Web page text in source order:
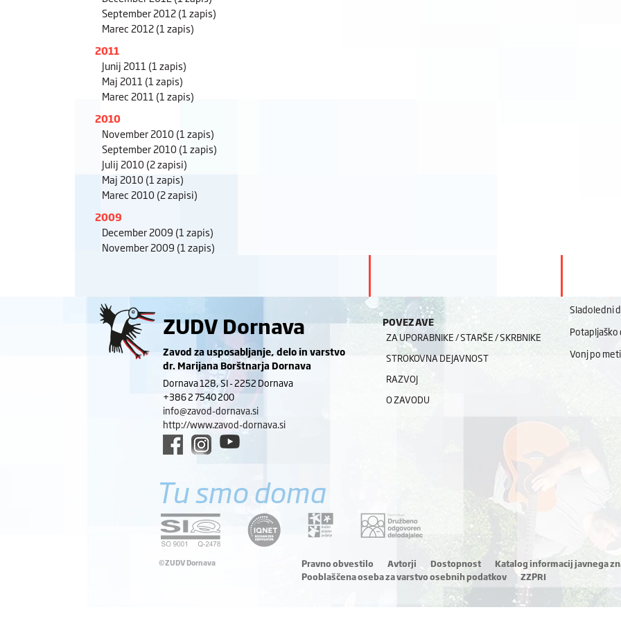
September 2012(1 zapis)
Marec 2012(1 zapis)
2011
Junij 2011 (1 zapis)
Maj 2011 (1 zapis)
Marec 2011 (1 zapis)
2010
November 2010(1 zapis)
September 2010(1 zapis)
Julij 2010(2 zapisi)
Maj 2010(1 zapis)
Marec 2010(2 zapisi)
2009
December 2009 (1 zapis)
November 2009 (1 zapis)
ZUDV Dornava
Zavod za usposabljanje, delo in varstvo
dr. Marijana Borštnarja Dornava
Dornava 128, SI - 2252 Dornava
+386 2 7540 200
info@zavod-dornava.si
http://www.zavod-dornava.si
POVEZAVE
ZA UPORABNIKE / STARŠE / SKRBNIKE
STROKOVNA DEJAVNOST
RAZVOJ
O ZAVODU
Sladoledni
Vonj po
Tu smo doma
©ZUDV Dornava Pravno obvestilo Avtorji Dostopnost
Katalog informacij javnega
Pooblaščena oseba za varstvo osebnih podatkov
ZZPRI